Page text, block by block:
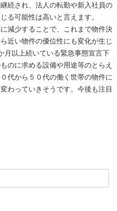
続され、法人の転勤や新入社員の
る可能性は高いと言えます。
減少することで、これまで物件決
近い物件の優位性にも変化が生じ
月以上続いている緊急事態宣言下
のに求める設備や用途等のとらえ
代から５０代の働く世帯の物件に
わっていきそうです。今後も注目